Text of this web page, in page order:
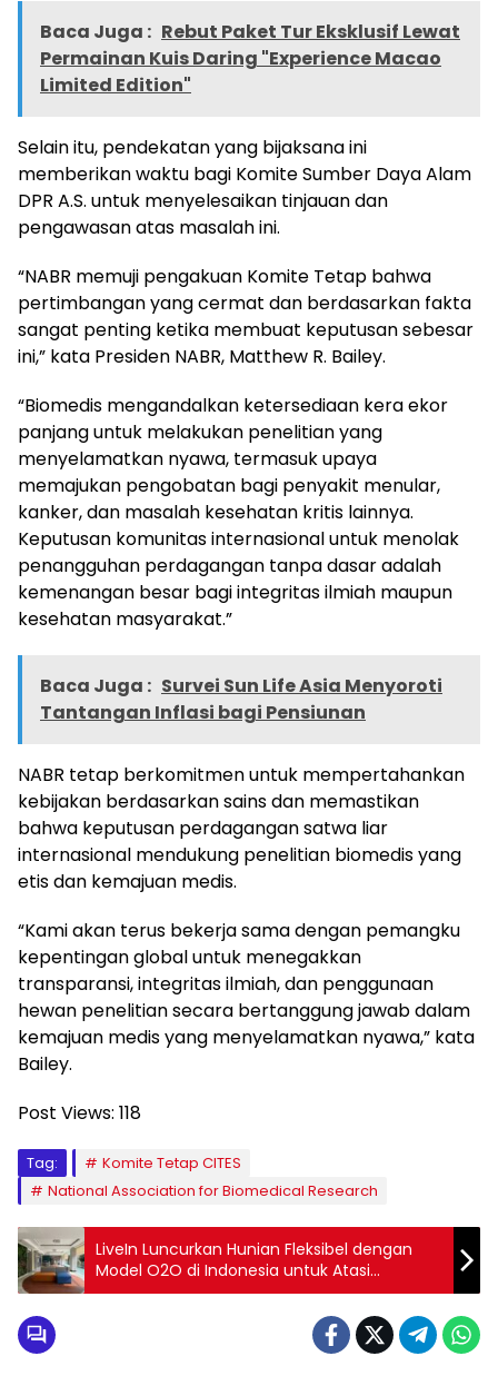
Baca Juga : Rebut Paket Tur Eksklusif Lewat
Permainan Kuis Daring "Experience Macao
Limited Edition"
Selain itu, pendekatan yang bijaksana ini
memberikan waktu bagi Komite Sumber Daya Alam
DPR A.S. untuk menyelesaikan tinjauan dan
pengawasan atas masalah ini.
“NABR memuji pengakuan Komite Tetap bahwa
pertimbangan yang cermat dan berdasarkan fakta
sangat penting ketika membuat keputusan sebesar
ini,” kata Presiden NABR, Matthew R. Bailey.
“Biomedis mengandalkan ketersediaan kera ekor
panjang untuk melakukan penelitian yang
menyelamatkan nyawa, termasuk upaya
memajukan pengobatan bagi penyakit menular,
kanker, dan masalah kesehatan kritis lainnya.
Keputusan komunitas internasional untuk menolak
penangguhan perdagangan tanpa dasar adalah
kemenangan besar bagi integritas ilmiah maupun
kesehatan masyarakat.”
Baca Juga : Survei Sun Life Asia Menyoroti
Tantangan Inflasi bagi Pensiunan
NABR tetap berkomitmen untuk mempertahankan
kebijakan berdasarkan sains dan memastikan
bahwa keputusan perdagangan satwa liar
internasional mendukung penelitian biomedis yang
etis dan kemajuan medis.
“Kami akan terus bekerja sama dengan pemangku
kepentingan global untuk menegakkan
transparansi, integritas ilmiah, dan penggunaan
hewan penelitian secara bertanggung jawab dalam
kemajuan medis yang menyelamatkan nyawa,” kata
Bailey.
Post Views: 118
Tag:
Komite Tetap CITES
National Association for Biomedical Research
LiveIn Luncurkan Hunian Fleksibel dengan
Model O2O di Indonesia untuk Atasi
Tantangan Keterjangkauan